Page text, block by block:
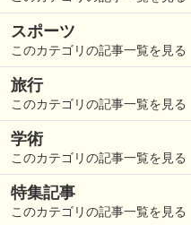
スポーツ
このカテゴリの記事一覧を見る
旅行
このカテゴリの記事一覧を見る
学術
このカテゴリの記事一覧を見る
特集記事
このカテゴリの記事一覧を見る